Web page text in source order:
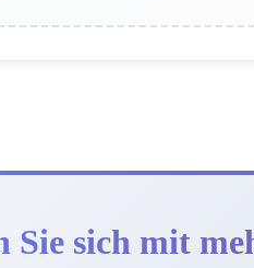
Sie sich mit